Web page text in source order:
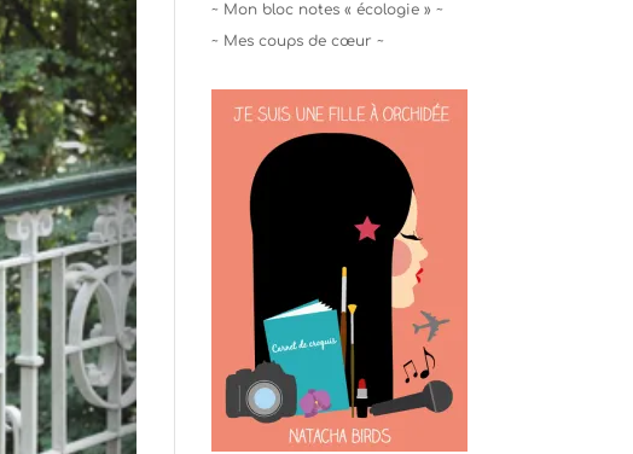
~ Mon bloc notes « écologie » ~
~ Mes coups de cœur ~